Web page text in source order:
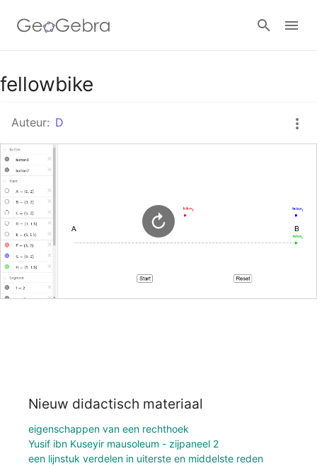
Google Classroom
GeoGebra Klaslokaal
fellowbike
Auteur: D
Nieuw didactisch materiaal
eigenschappen van een rechthoek
Yusif ibn Kuseyir mausoleum - zijpaneel 2
een lijnstuk verdelen in uiterste en middelste reden